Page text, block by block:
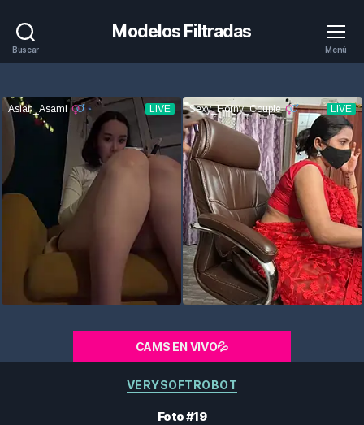
Buscar
Modelos Filtradas
Menú
CAMS EN VIVO💦
Categorías
VERYSOFTROBOT
Foto #19